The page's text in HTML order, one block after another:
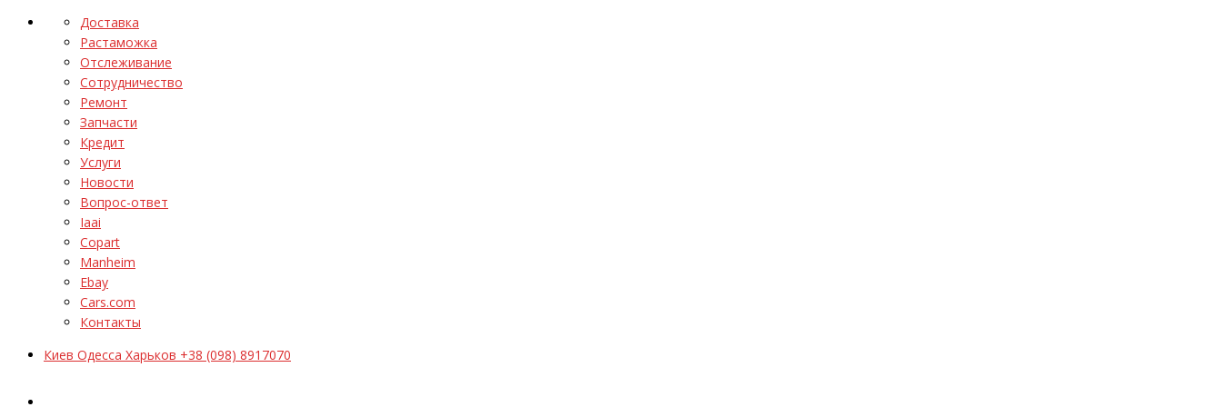
Доставка
Растаможка
Отслеживание
Сотрудничество
Ремонт
Запчасти
Кредит
Услуги
Новости
Вопрос-ответ
Iaai
Copart
Manheim
Ebay
Cars.com
Контакты
Киев Одесса Харьков +38 (098) 8917070